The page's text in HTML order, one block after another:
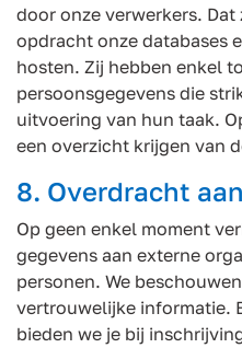
door onze verwerkers. Dat
opdracht onze databases
hosten. Zij hebben enkel
persoonsgegevens die
uitvoering van hun taak.
een overzicht krijgen van
8. Overdracht
Op geen enkel moment
gegevens aan externe
personen. We
vertrouwelijke informatie.
bieden we je bij